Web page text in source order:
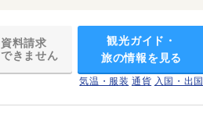
資料請求
できません
観光ガイド・
旅の情報を見る
気温・服装 通貨 入国・出国